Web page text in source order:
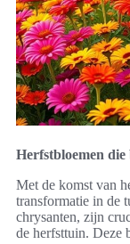
Herfstbloemen
Met de komst van
transformatie in de
chrysanten, zijn
de herfsttuin. Deze